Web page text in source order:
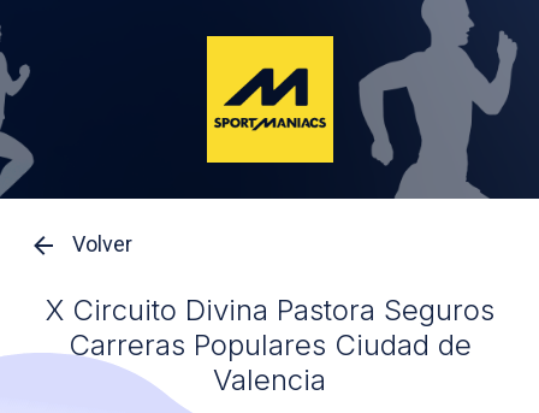
Volver
X Circuito Divina Pastora Seguros
Carreras Populares Ciudad de
Valencia